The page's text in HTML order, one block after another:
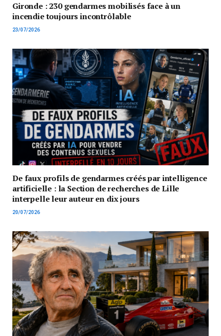
Gironde : 230 gendarmes mobilisés face à un
incendie toujours incontrôlable
23/07/2026
De faux profils de gendarmes créés par intelligence
artificielle : la Section de recherches de Lille
interpelle leur auteur en dix jours
20/07/2026